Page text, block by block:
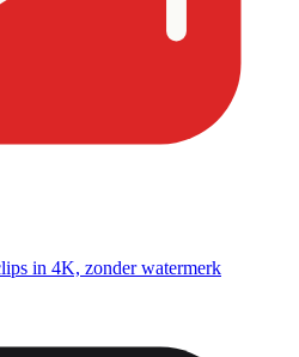
in 4K, zonder watermerk